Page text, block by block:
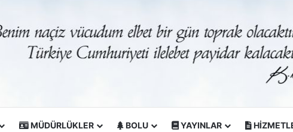
MÜDÜRLÜKLER BOLU YAYINLAR